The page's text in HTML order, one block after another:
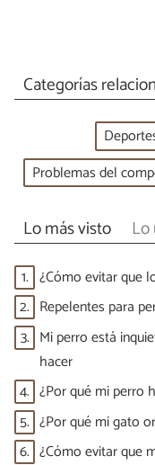
Categorías
Problemas del
Lo más visto
1. ¿Cómo evitar que
2. Repelentes para
3. Mi perro está
hacer
4. ¿Por qué mi perro
5. ¿Por qué mi gato
6. ¿Cómo evitar que